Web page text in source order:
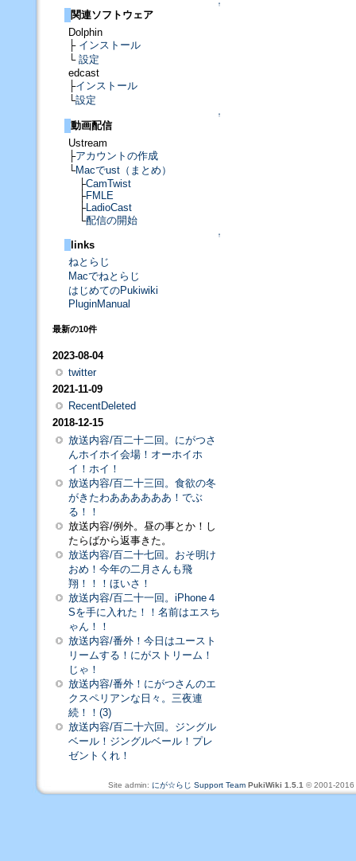
↑
関連ソフトウェア
Dolphin
├ インストール
└ 設定
edcast
├インストール
└設定
↑
動画配信
Ustream
├アカウントの作成
└Macでust（まとめ）
├CamTwist
├FMLE
├LadioCast
└配信の開始
↑
links
ねとらじ
Macでねとらじ
はじめてのPukiwiki
PluginManual
最新の10件
2023-08-04
twitter
2021-11-09
RecentDeleted
2018-12-15
放送内容/百二十二回。にがつさ
んホイホイ会場！オーホイホ
イ！ホイ！
放送内容/百二十三回。食欲の冬
がきたわああああああ！でぶ
る！！
放送内容/例外。昼の事とか！し
たらばから返事きた。
放送内容/百二十七回。おそ明け
おめ！今年の二月さんも飛
翔！！！ほいさ！
放送内容/百二十一回。iPhone４
Sを手に入れた！！名前はエスち
ゃん！！
放送内容/番外！今日はユースト
リームする！にがストリーム！
じゃ！
放送内容/番外！にがつさんのエ
クスペリアンな日々。三夜連
続！！(3)
放送内容/百二十六回。ジングル
ベール！ジングルベール！プレ
ゼントくれ！
Site admin: にが☆らじ Support Team PukiWiki 1.5.1 © 2001-2016